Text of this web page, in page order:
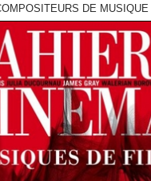
DE MUSIQUE